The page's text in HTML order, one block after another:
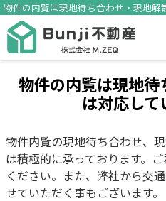
物件の内覧は現地待ち合わせ・現地解
物件の内覧は現地
は対応して
物件内覧の現地待ち合わせ、
は積極的に承っております。
ください。また、弊社から交
せていただく事もございます。